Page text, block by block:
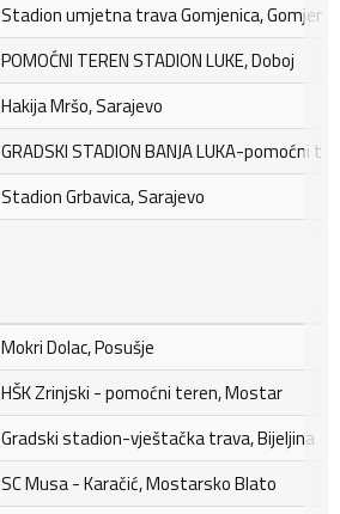
Stadion umjetna trava Gomjenica,
POMOĆNI TEREN STADION LUKE, Doboj
Hakija Mršo, Sarajevo
GRADSKI STADION BANJA LUKA-pomoćni
Stadion Grbavica, Sarajevo
Mokri Dolac, Posušje
HŠK Zrinjski - pomoćni teren, Mostar
Gradski stadion-vještačka trava, Bijeljina
SC Musa - Karačić, Mostarsko Blato